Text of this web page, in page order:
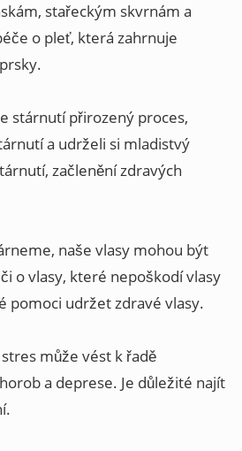
stařeckým skvrnám a
o pleť, která zahrnuje
stárnutí přirozený proces,
a udrželi si mladistvý
začlenění zdravých
naše vlasy mohou být
o vlasy, které nepoškodí vlasy
pomoci udržet zdravé vlasy.
může vést k řadě
a deprese. Je důležité najít